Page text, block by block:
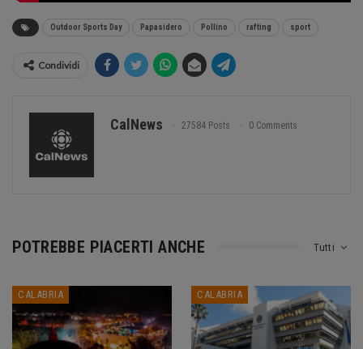
Outdoor Sports Day Papasidero Pollino rafting sport
Condividi
CalNews 27584 Posts 0 Comments
Tutti
POTREBBE PIACERTI ANCHE
CALABRIA CALABRIA